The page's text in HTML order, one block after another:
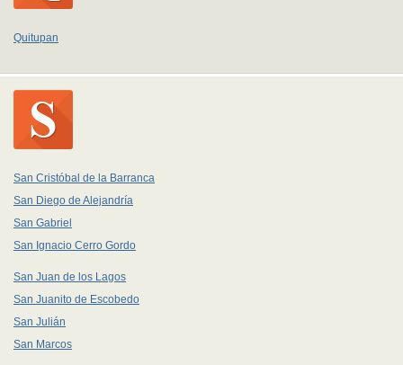
Quitupan
San Cristóbal de la Barranca
San Diego de Alejandría
San Gabriel
San Ignacio Cerro Gordo
San Juan de los Lagos
San Juanito de Escobedo
San Julián
San Marcos